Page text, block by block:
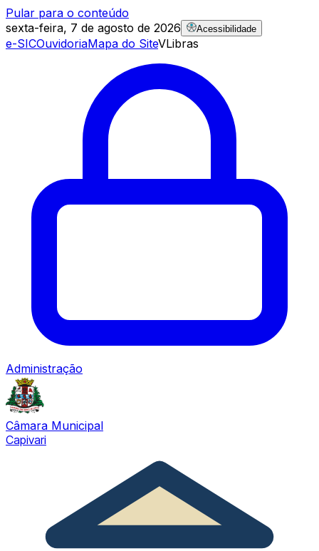
Pular para o conteúdo
sexta-feira, 7 de agosto de 2026
Acessibilidade
e-SICOuvidoriaMapa do SiteVLibras
Administração
Câmara Municipal
Capivari